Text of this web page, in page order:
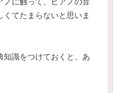
くてたまらないと思いま
知識をつけておくと、あ